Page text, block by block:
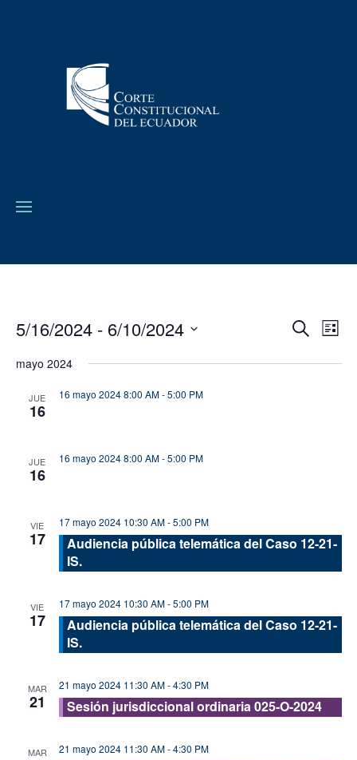
Buscar
Lista
5/16/2024 - 6/10/2024
fecha.
mayo 2024
JUE
16
16 mayo 2024 8:00 AM-5:00 PM
JUE
16
16 mayo 2024 8:00 AM-5:00 PM
VIE
17
17 mayo 2024 10:30 AM-5:00 PM
Audiencia pública telemática del Caso 12-21-
IS.
VIE
17
17 mayo 2024 10:30 AM-5:00 PM
Audiencia pública telemática del Caso 12-21-
IS.
MAR
21
21 mayo 2024 11:30 AM-4:30 PM
Sesión jurisdiccional ordinaria 025-O-2024
MAR 21 mayo 2024 11:30 AM-4:30 PM